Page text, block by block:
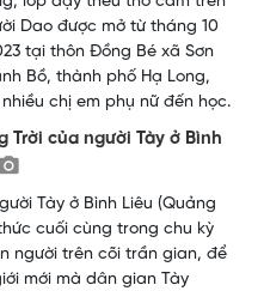
Dao được mở từ tháng 10
tại thôn Đồng Bé xã Sơn
Bồ, thành phố Hạ Long,
chị em phụ nữ đến học.
Trời của người Tày ở Bình
Tày ở Bình Liêu (Quảng
cuối cùng trong chu kỳ
người trên cõi trần gian, để
mới mà dân gian Tày